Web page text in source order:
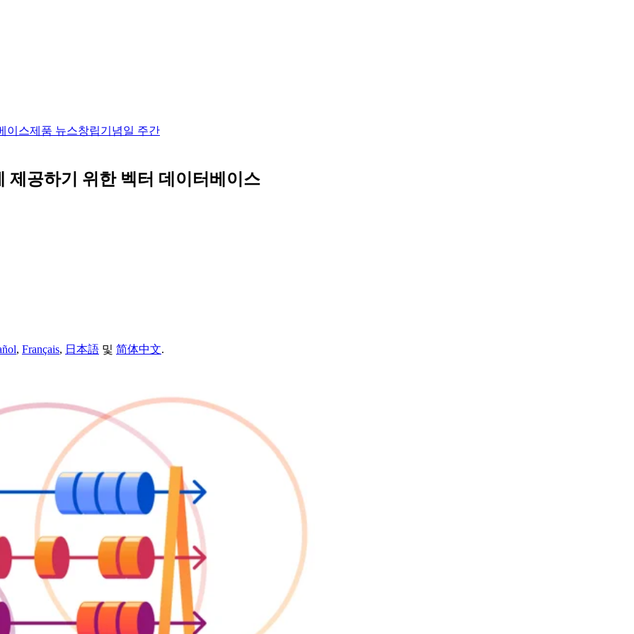
이스제품 뉴스창립기념일 주간
제공하기 위한 벡터 데이터베이스
, Français, 日本語 및 简体中文.